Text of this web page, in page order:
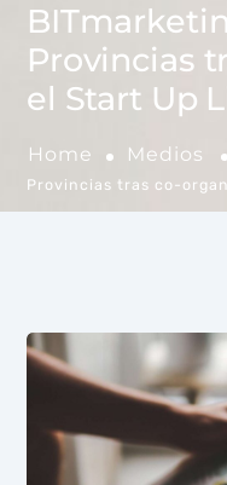
Provincias
el Start Up
Home Medios
Provincias tras co-